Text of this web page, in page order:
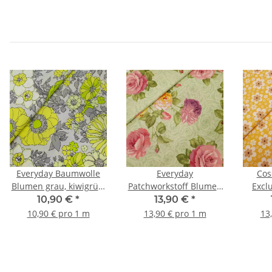
Everyday Baumwolle
Blumen grau, kiwigrün,
gelb
10,90 € *
10,90 € pro 1 m
Everyday
Patchworkstoff Blumen
grün, gelb, rosa
13,90 € *
13,90 € pro 1 m